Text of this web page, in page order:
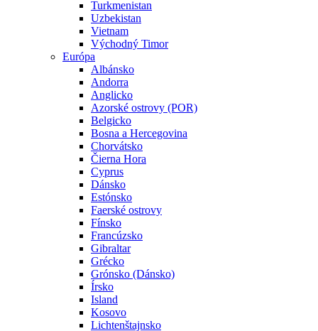
Turkmenistan
Uzbekistan
Vietnam
Východný Timor
Európa
Albánsko
Andorra
Anglicko
Azorské ostrovy (POR)
Belgicko
Bosna a Hercegovina
Chorvátsko
Čierna Hora
Cyprus
Dánsko
Estónsko
Faerské ostrovy
Fínsko
Francúzsko
Gibraltar
Grécko
Grónsko (Dánsko)
Írsko
Island
Kosovo
Lichtenštajnsko